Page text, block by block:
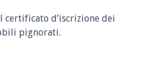
d’iscrizione dei
pignorati.